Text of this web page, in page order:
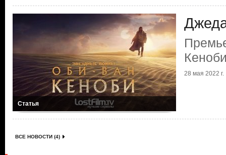
Статья
28 мая 2022 г.
ВСЕ НОВОСТИ (4)